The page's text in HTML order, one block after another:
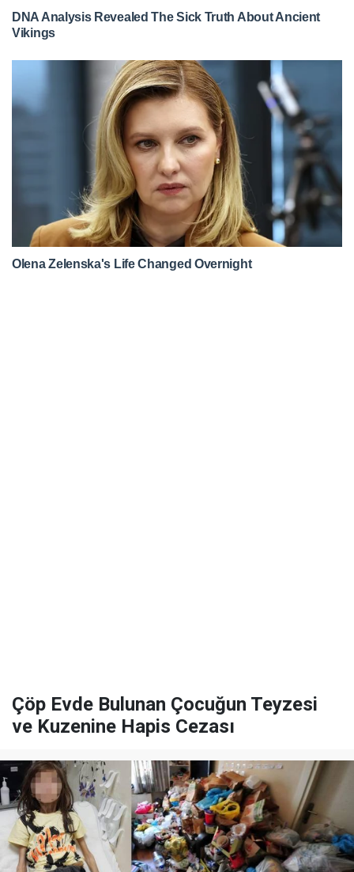
Çöp Evde Bulunan Çocuğun Teyzesi
ve Kuzenine Hapis Cezası